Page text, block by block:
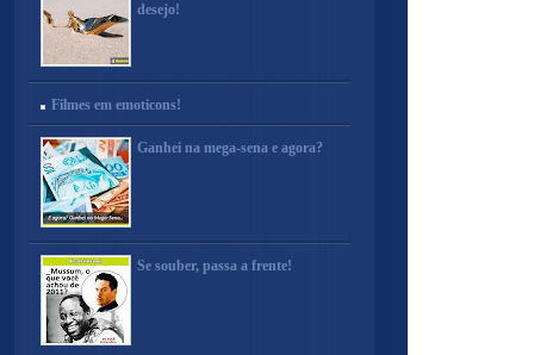
desejo!
Filmes em emoticons!
Ganhei na mega-sena e agora?
Se souber, passa a frente!